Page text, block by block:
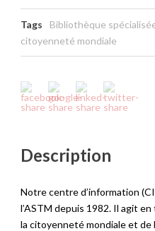
Tags Bibliothèque
citoyenneté mondiale
Description
Notre centre d’information
l’ASTM depuis 1982. Il agit
la citoyenneté mondiale et